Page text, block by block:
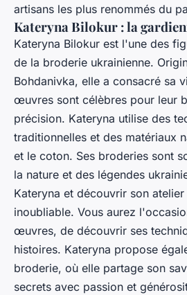
artisans les plus renommés du
Kateryna Bilokur : la
Kateryna Bilokur est l'une des
de la broderie ukrainienne.
Bohdanivka, elle a consacré sa
œuvres sont célèbres pour leur
précision. Kateryna utilise des
traditionnelles et des matériaux
et le coton. Ses broderies sont
la nature et des légendes
Kateryna et découvrir son
inoubliable. Vous aurez
œuvres, de découvrir ses
histoires. Kateryna propose
broderie, où elle partage son
secrets avec passion et